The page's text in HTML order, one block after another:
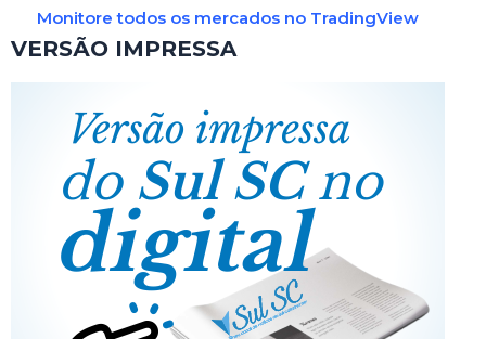
Monitore todos os mercados no TradingView
VERSÃO IMPRESSA